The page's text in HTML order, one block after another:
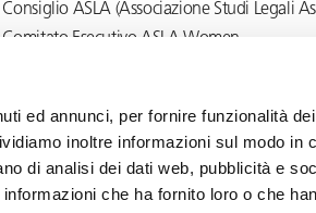
ed annunci, per fornire funzionalità
inoltre informazioni sul modo in
di analisi dei dati web, pubblicità e
che ha fornito loro o che
ASLA (Associazione Studi Legali
Esecutivo ASLA Women.
Cookie Note Legali